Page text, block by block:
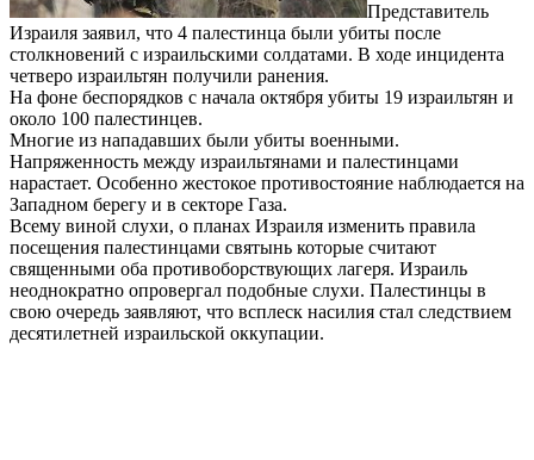
Представитель
Израиля заявил, что 4 палестинца были убиты после
столкновений с израильскими солдатами. В ходе инцидента
четверо израильтян получили ранения.
На фоне беспорядков с начала октября убиты 19 израильтян и
около 100 палестинцев.
Многие из нападавших были убиты военными.
Напряженность между израильтянами и палестинцами
нарастает. Особенно жестокое противостояние наблюдается на
Западном берегу и в секторе Газа.
Всему виной слухи, о планах Израиля изменить правила
посещения палестинцами святынь которые считают
священными оба противоборствующих лагеря. Израиль
неоднократно опровергал подобные слухи. Палестинцы в
свою очередь заявляют, что всплеск насилия стал следствием
десятилетней израильской оккупации.